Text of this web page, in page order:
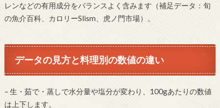
レンなどの有用成分をバランスよく含みます（補足データ：旬
の魚介百科、カロリーSlism、虎ノ門市場）。
データの見方と料理別の数値の違い
– 生・茹で・蒸しで水分量や塩分が変わり、100gあたりの数値
は上下します。